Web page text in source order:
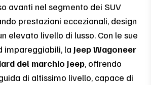
avanti nel segmento dei SUV
prestazioni eccezionali, design
elevato livello di lusso. Con le sue
impareggiabili, la Jeep Wagoneer
del marchio Jeep, offrendo
di altissimo livello, capace di